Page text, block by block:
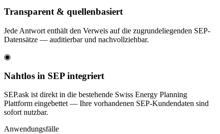
Transparent & quellenbasiert
Jede Antwort enthält den Verweis auf die zugrundeliegenden SEP-
Datensätze — auditierbar und nachvollziehbar.
◉
Nahtlos in SEP integriert
SEP.ask ist direkt in die bestehende Swiss Energy Planning
Plattform eingebettet — Ihre vorhandenen SEP-Kundendaten sind
sofort nutzbar.
Anwendungsfälle